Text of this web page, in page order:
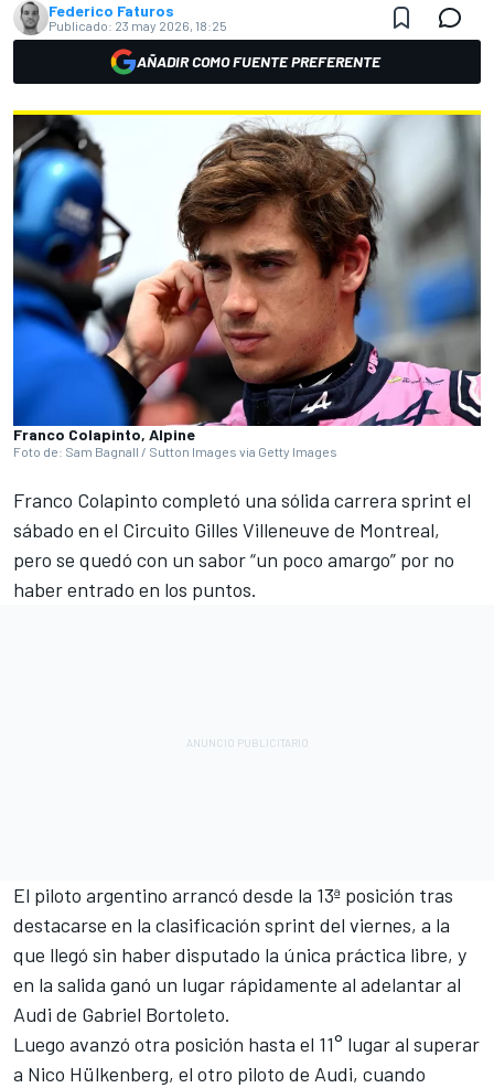
Federico Faturos
Publicado: 23 may 2026, 18:25
AÑADIR COMO FUENTE PREFERENTE
Franco Colapinto, Alpine
Foto de: Sam Bagnall / Sutton Images via Getty Images
Franco Colapinto completó una sólida carrera sprint el
sábado en el Circuito Gilles Villeneuve de Montreal,
pero se quedó con un sabor “un poco amargo” por no
haber entrado en los puntos.
El piloto argentino arrancó desde la 13ª posición tras
destacarse en la clasificación sprint del viernes, a la
que llegó sin haber disputado la única práctica libre, y
en la salida ganó un lugar rápidamente al adelantar al
Audi de Gabriel Bortoleto.
Luego avanzó otra posición hasta el 11° lugar al superar
a Nico Hülkenberg, el otro piloto de Audi, cuando